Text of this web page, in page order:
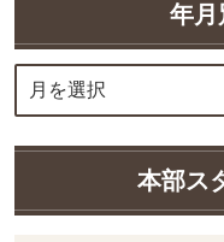
年月
本部ス